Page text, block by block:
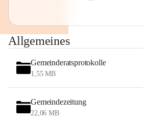
Allgemeines
Gemeinderatsprotokolle
1,55 MB
Gemeindezeitung
22,06 MB